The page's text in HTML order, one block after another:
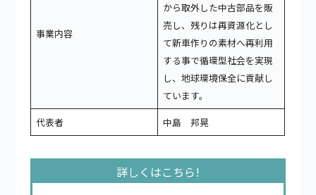
事業内容
から取外した中古部品を販
売し、残りは再資源化とし
て新車作りの素材へ再利用
する事で循環型社会を実現
し、地球環境保全に貢献し
ています。
代表者
中島 邦晃